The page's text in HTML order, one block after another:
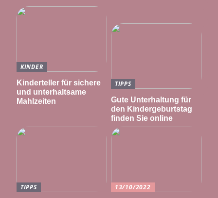
KINDER
Kinderteller für sichere
und unterhaltsame
Mahlzeiten
TIPPS
Gute Unterhaltung für
den Kindergeburtstag
finden Sie online
TIPPS
13/10/2022